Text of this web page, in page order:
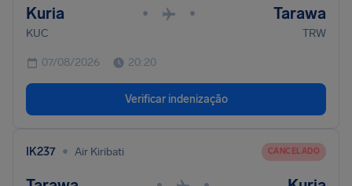
Kuria • • Tarawa
KUC TRW
07/08/2026 20:20
Verificar indenização
IK237 • Air Kiribati CANCELADO